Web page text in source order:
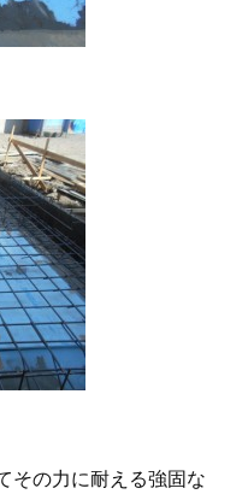
その力に耐える強固な